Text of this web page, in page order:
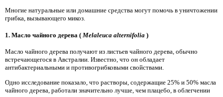
Многие натуральные или домашние средства могут помочь в уничтожении
грибка, вызывающего микоз.
1. Масло чайного дерева ( Melaleuca alternifolia )
Масло чайного дерева получают из листьев чайного дерева, обычно
встречающегося в Австралии. Известно, что он обладает
антибактериальными и противогрибковыми свойствами.
Одно исследование показало, что растворы, содержащие 25% и 50% масла
чайного дерева, работали значительно лучше, чем плацебо, в облегчении